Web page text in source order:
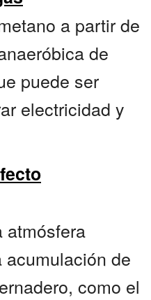
a partir de
de
puede ser
electricidad y
atmósfera
de
como el